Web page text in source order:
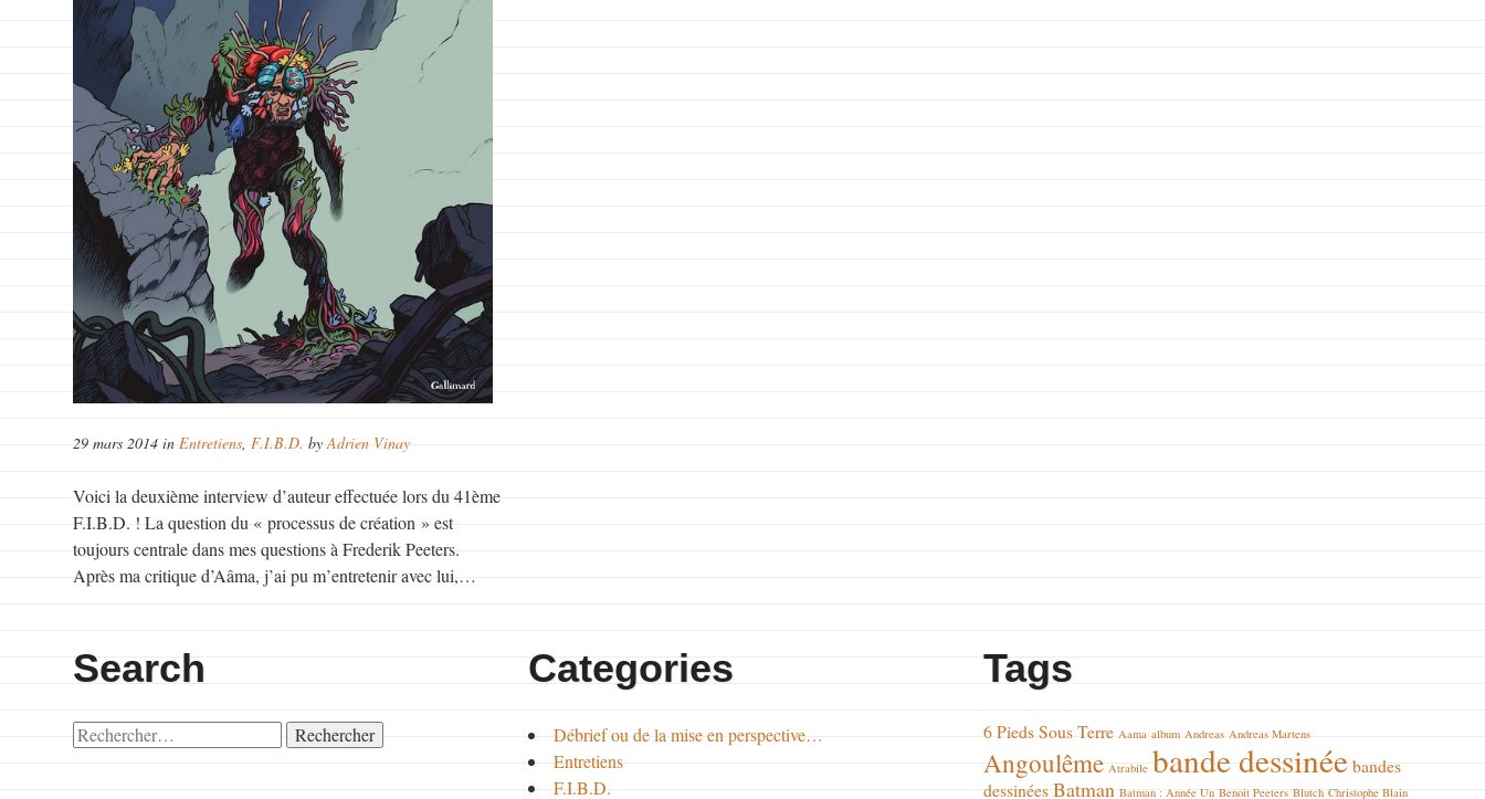
29 mars 2014 in Entretiens F.I.B.D. byAdrien Vinay
Voici la deuxième interview d’auteur effectuée lors du 41ème
F.I.B.D. ! La question du « processus de création » est
toujours centrale dans mes questions à Frederik Peeters.
Après ma critique d’Aâma, j’ai pu m’entretenir avec lui,…
Search
Rechercher :
Categories
Débrief ou de la mise en perspective…
Entretiens
F.I.B.D.
Tags
6 Pieds Sous Terre Aama album Andreas Andreas Martens
Angoulême Atrabile bande dessinée bandes
dessinées Batman Batman : Année Un Benoit Peeters Blutch Christophe Blain